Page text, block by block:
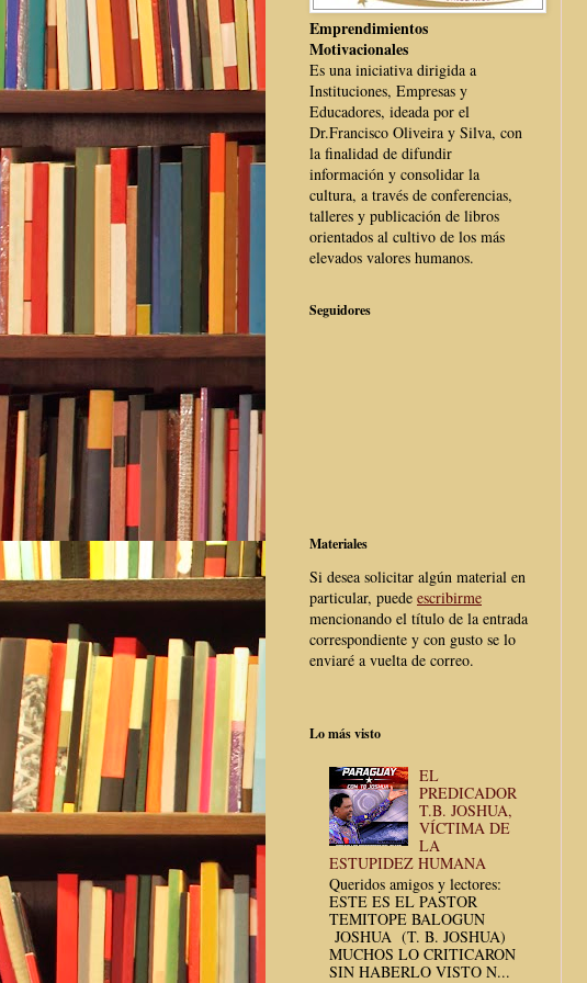
Emprendimientos
Motivacionales
Es una iniciativa dirigida a
Instituciones, Empresas y
Educadores, ideada por el
Dr.Francisco Oliveira y Silva, con
la finalidad de difundir
información y consolidar la
cultura, a través de conferencias,
talleres y publicación de libros
orientados al cultivo de los más
elevados valores humanos.
Seguidores
Materiales
Si desea solicitar algún material en
particular, puede escribirme
mencionando el título de la entrada
correspondiente y con gusto se lo
enviaré a vuelta de correo.
Lo más visto
EL
PREDICADOR
T.B. JOSHUA,
VÍCTIMA DE
LA
ESTUPIDEZ HUMANA
Queridos amigos y lectores:
ESTE ES EL PASTOR
TEMITOPE BALOGUN
JOSHUA (T. B. JOSHUA)
MUCHOS LO CRITICARON
SIN HABERLO VISTO N...